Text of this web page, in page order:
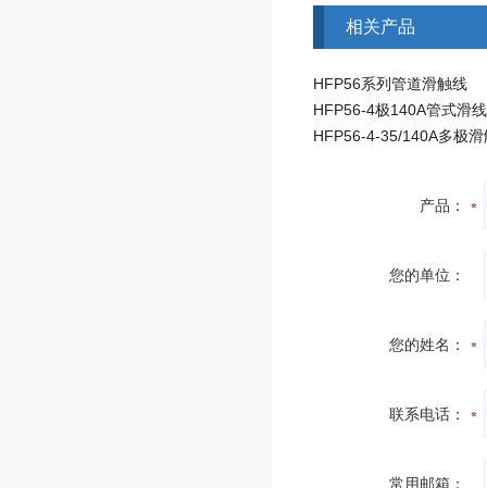
相关产品
HFP56系列管道滑触线
产品：
您的单位：
您的姓名：
联系电话：
常用邮箱：